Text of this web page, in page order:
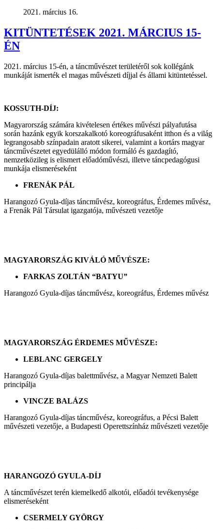
2021. március 16.
KITÜNTETÉSEK 2021. MÁRCIUS 15-
ÉN
2021. március 15-én, a táncművészet területéről sok kollégánk
munkáját ismerték el magas művészeti díjjal és állami kitüntetéssel.
KOSSUTH-DÍJ:
Magyarország számára kivételesen értékes művészi pályafutása
során hazánk egyik korszakalkotó koreográfusaként itthon és a világ
legrangosabb színpadain aratott sikerei, valamint a kortárs magyar
táncművészetet egyedülálló módon formáló és gazdagító,
nemzetközileg is elismert előadóművészi, illetve táncpedagógusi
munkája elismeréseként
FRENÁK PÁL
Harangozó Gyula-díjas táncművész, koreográfus, Érdemes művész,
a Frenák Pál Társulat igazgatója, művészeti vezetője
MAGYARORSZÁG KIVÁLÓ MŰVÉSZE:
FARKAS ZOLTÁN “BATYU”
Harangozó Gyula-díjas táncművész, koreográfus, Érdemes művész
MAGYARORSZÁG ÉRDEMES MŰVÉSZE:
LEBLANC GERGELY
Harangozó Gyula-díjas balettművész, a Magyar Nemzeti Balett
principálja
VINCZE BALÁZS
Harangozó Gyula-díjas táncművész, koreográfus, a Pécsi Balett
művészeti vezetője, a Budapesti Operettszínház művészeti vezetője
HARANGOZÓ GYULA-DÍJ
A táncművészet terén kiemelkedő alkotói, előadói tevékenysége
elismeréseként
CSERMELY GYÖRGY